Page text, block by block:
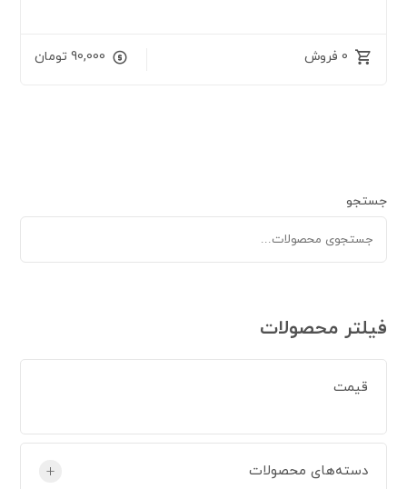
0 فروش 90,000 تومان
جستجو
فیلتر محصولات
قیمت
دسته‌های محصولات +